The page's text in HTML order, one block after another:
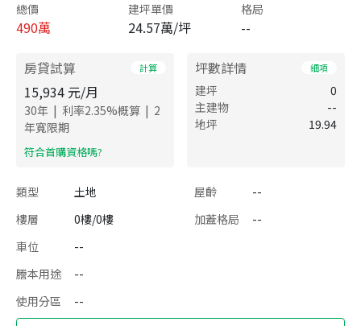
總價
490萬
建坪單價
24.57萬/坪
格局
--
房貸試算 計算
15,934 元/月
30年 | 利率2.35%概算 | 2
年寬限期
​符合首購資格嗎?
坪數詳情 細項
建坪
0
主建物
--
地坪
19.94
類型 土地 屋齡
--
樓層
0樓/0樓 加蓋格局
--
車位
--
謄本用途
--
使用分區
--